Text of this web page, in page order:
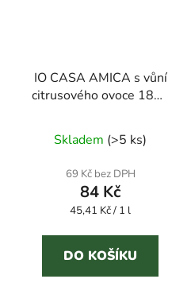
IO CASA AMICA s vůní
citrusového ovoce 1850
Skladem (>5 ks)
69 Kč bez DPH
84 Kč
Měrná
45,41 Kč / 1 l
DO KOŠÍKU